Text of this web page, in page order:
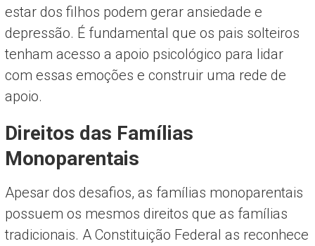
estar dos filhos podem gerar ansiedade e
depressão. É fundamental que os pais solteiros
tenham acesso a apoio psicológico para lidar
com essas emoções e construir uma rede de
apoio.
Direitos das Famílias
Monoparentais
Apesar dos desafios, as famílias monoparentais
possuem os mesmos direitos que as famílias
tradicionais. A Constituição Federal as reconhece